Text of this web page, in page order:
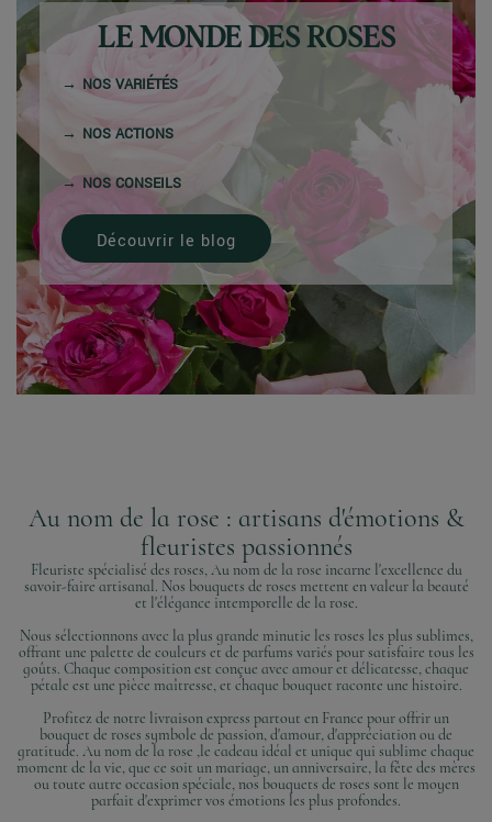
LE MONDE DES ROSES
NOS VARIÉTÉS
NOS ACTIONS
NOS CONSEILS
Découvrir le blog
Au nom de la rose : artisans d'émotions &
fleuristes passionnés
Fleuriste spécialisé des roses, Au nom de la rose incarne l'excellence du
savoir-faire artisanal. Nos bouquets de roses mettent en valeur la beauté
et l'élégance intemporelle de la rose.
Nous sélectionnons avec la plus grande minutie les roses les plus sublimes,
offrant une palette de couleurs et de parfums variés pour satisfaire tous les
goûts. Chaque composition est conçue avec amour et délicatesse, chaque
pétale est une pièce maîtresse, et chaque bouquet raconte une histoire.
Profitez de notre livraison express partout en France pour offrir un
bouquet de roses symbole de passion, d'amour, d'appréciation ou de
gratitude. Au nom de la rose ,le cadeau idéal et unique qui sublime chaque
moment de la vie, que ce soit un mariage, un anniversaire, la fête des mères
ou toute autre occasion spéciale, nos bouquets de roses sont le moyen
parfait d'exprimer vos émotions les plus profondes.